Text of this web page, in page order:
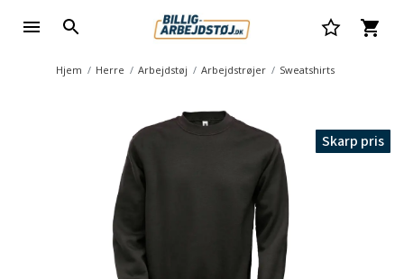
Hjem Herre Arbejdstøj Arbejdstrøjer Sweatshirts
Skarp pris